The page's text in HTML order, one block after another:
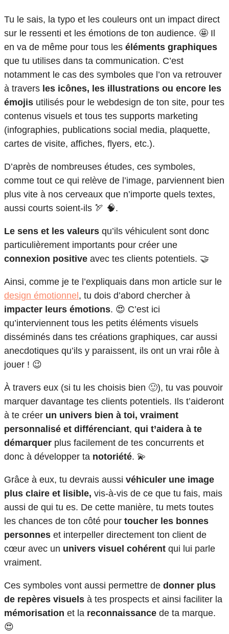
Tu le sais, la typo et les couleurs ont un impact direct
sur le ressenti et les émotions de ton audience. 🤩 Il
en va de même pour tous les éléments graphiques
que tu utilises dans ta communication. C’est
notamment le cas des symboles que l’on va retrouver
à travers les icônes, les illustrations ou encore les
émojis utilisés pour le webdesign de ton site, pour tes
contenus visuels et tous tes supports marketing
(infographies, publications social media, plaquette,
cartes de visite, affiches, flyers, etc.).
D’après de nombreuses études, ces symboles,
comme tout ce qui relève de l’image, parviennent bien
plus vite à nos cerveaux que n’importe quels textes,
aussi courts soient-ils 🏹 🧠.
Le sens et les valeurs qu’ils véhiculent sont donc
particulièrement importants pour créer une
connexion positive avec tes clients potentiels. 🤝
Ainsi, comme je te l’expliquais dans mon article sur le
design émotionnel , tu dois d’abord chercher à
impacter leurs émotions. 😍 C’est ici
qu’interviennent tous les petits éléments visuels
disséminés dans tes créations graphiques, car aussi
anecdotiques qu’ils y paraissent, ils ont un vrai rôle à
jouer ! 😉
À travers eux (si tu les choisis bien 🙂), tu vas pouvoir
marquer davantage tes clients potentiels. Ils t’aideront
à te créer un univers bien à toi, vraiment
personnalisé et différenciant, qui t’aidera à te
démarquer plus facilement de tes concurrents et
donc à développer ta notoriété. 💫
Grâce à eux, tu devrais aussi véhiculer une image
plus claire et lisible, vis-à-vis de ce que tu fais, mais
aussi de qui tu es. De cette manière, tu mets toutes
les chances de ton côté pour toucher les bonnes
personnes et interpeller directement ton client de
cœur avec un univers visuel cohérent qui lui parle
vraiment.
Ces symboles vont aussi permettre de donner plus
de repères visuels à tes prospects et ainsi faciliter la
mémorisation et la reconnaissance de ta marque.
😍